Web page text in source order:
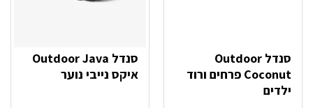
סנדל Outdoor
Coconut פרחים ורוד
ילדים
סנדל Outdoor Java
איקס נייבי נוער